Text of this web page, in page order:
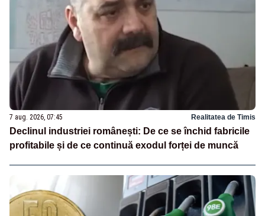
7 aug. 2026, 07:45 Realitatea de Timis
Declinul industriei românești: De ce se închid fabricile
profitabile și de ce continuă exodul forței de muncă